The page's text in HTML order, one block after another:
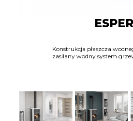
Konstrukcja płaszcza
zasilany wodny system